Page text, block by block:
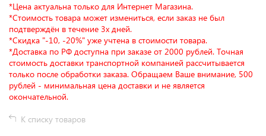
*Цена актуальна только для Интернет Магазина.
*Стоимость товара может измениться, если заказ не был
подтверждён в течение 3х дней.
*Скидка "-10, -20%" уже учтена в стоимости товара.
*Доставка по РФ доступна при заказе от 2000 рублей. Точная
стоимость доставки транспортной компанией рассчитывается
только после обработки заказа. Обращаем Ваше внимание, 500
рублей - минимальная цена доставки и не является
окончательной.
К списку товаров